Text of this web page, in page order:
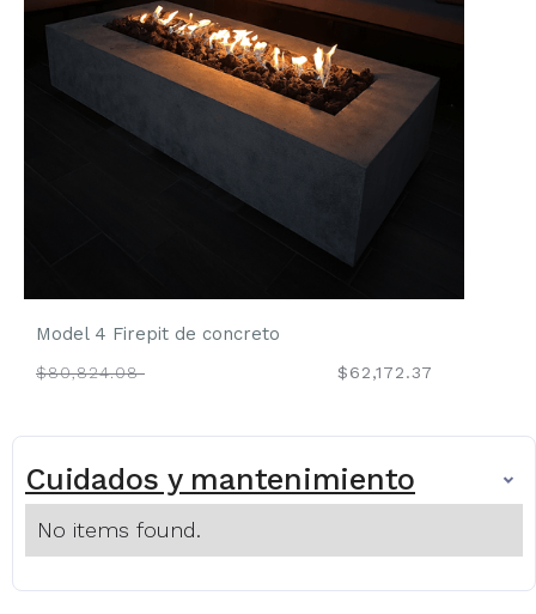
Model 4 Firepit de concreto
$80,824.08 $62,172.37
Cuidados y mantenimiento
No items found.